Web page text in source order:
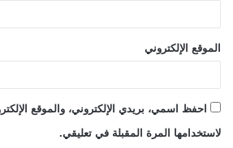
الموقع الإلكتروني
احفظ اسمي، بريدي الإلكتروني، والموقع
لاستخدامها المرة المقبلة في تعليقي.